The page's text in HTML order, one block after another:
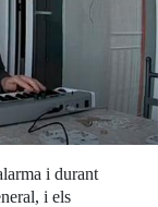
i durant
i els